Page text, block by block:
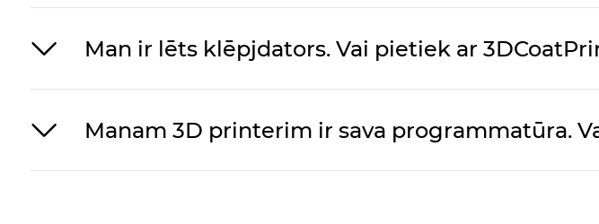
Man ir lēts klēpjdators. Vai pietiek ar
Manam 3D printerim ir sava programmatūra.